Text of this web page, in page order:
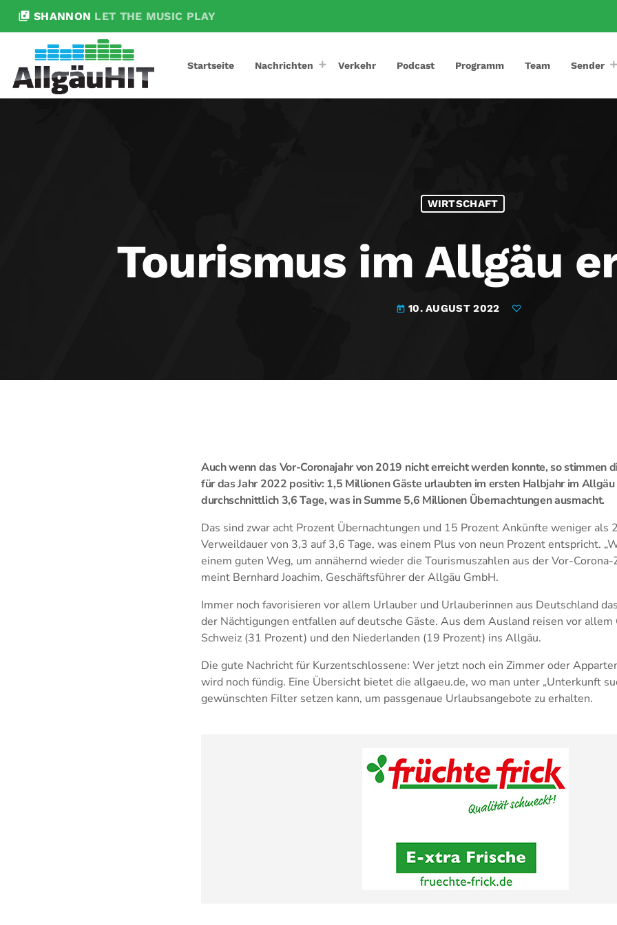
library_music SHANNON LET THE MUSIC PLAY
Startseite Nachrichten Verkehr Podcast Programm Team Sender
WIRTSCHAFT
Tourismus im Allgäu
today 10. AUGUST 2022
Auch wenn das Vor-Coronajahr von 2019 nicht erreicht werden konnte, so stimmen
für das Jahr 2022 positiv: 1,5 Millionen Gäste urlaubten im ersten Halbjahr im
durchschnittlich 3,6 Tage, was in Summe 5,6 Millionen Übernachtungen ausmacht.
Das sind zwar acht Prozent Übernachtungen und 15 Prozent Ankünfte weniger als
Verweildauer von 3,3 auf 3,6 Tage, was einem Plus von neun Prozent entspricht.
einem guten Weg, um annähernd wieder die Tourismuszahlen aus der Vor-Corona-
meint Bernhard Joachim, Geschäftsführer der Allgäu GmbH.
Immer noch favorisieren vor allem Urlauber und Urlauberinnen aus Deutschland
der Nächtigungen entfallen auf deutsche Gäste. Aus dem Ausland reisen vor allem
Schweiz (31 Prozent) und den Niederlanden (19 Prozent) ins Allgäu.
Die gute Nachricht für Kurzentschlossene: Wer jetzt noch ein Zimmer oder
wird noch fündig. Eine Übersicht bietet die allgaeu.de, wo man unter „Unterkunft
gewünschten Filter setzen kann, um passgenaue Urlaubsangebote zu erhalten.